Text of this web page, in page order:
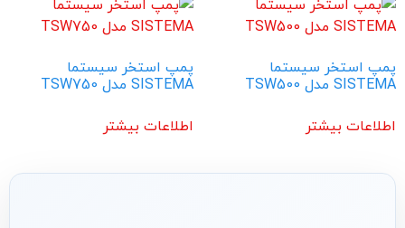
پمپ استخر سیستما
SISTEMA مدل TSW500
اطلاعات بیشتر
پمپ استخر سیستما
SISTEMA مدل TSW750
اطلاعات بیشتر